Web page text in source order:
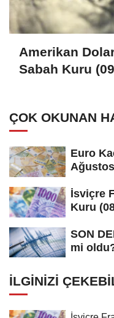
Amerikan
Sabah Kuru
ÇOK OKUNAN
Euro
İsviçre
Kuru
SON
mi
İLGINIZI